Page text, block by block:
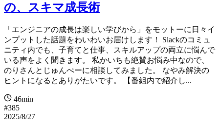
の、スキマ成長術
「エンジニアの成長は楽しい学びから」をモットーに日々イ
ンプットした話題をわいわいお届けします！ Slackのコミュ
ニティ内でも、子育てと仕事、スキルアップの両立に悩んで
いる声をよく聞きます。 私かいちも絶賛お悩み中なので、
のりさんとじゅんぺーに相談してみました。 なやみ解決の
ヒントになるとありがたいです。 【番組内で紹介し...
46min
#385
2025/8/27